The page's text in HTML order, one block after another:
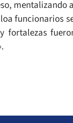
funcionarios
fortalezas